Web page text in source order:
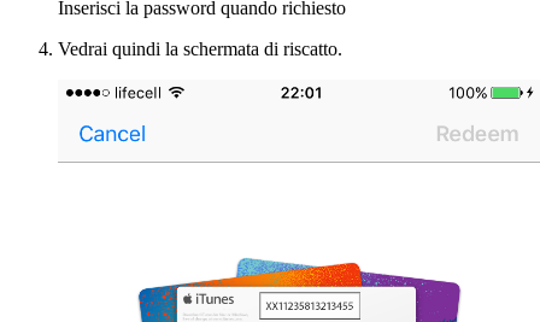
Inserisci la password quando richiesto
Vedrai quindi la schermata di riscatto.